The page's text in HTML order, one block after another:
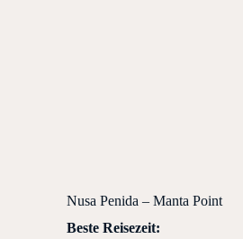
Nusa Penida – Manta Point
Beste Reisezeit: